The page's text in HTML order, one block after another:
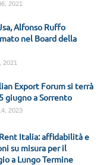
2021
Alfonso Ruffo
nel Board della
2021
Export Forum si terrà
giugno a Sorrento
2023
Italia: affidabilità e
su misura per il
a Lungo Termine